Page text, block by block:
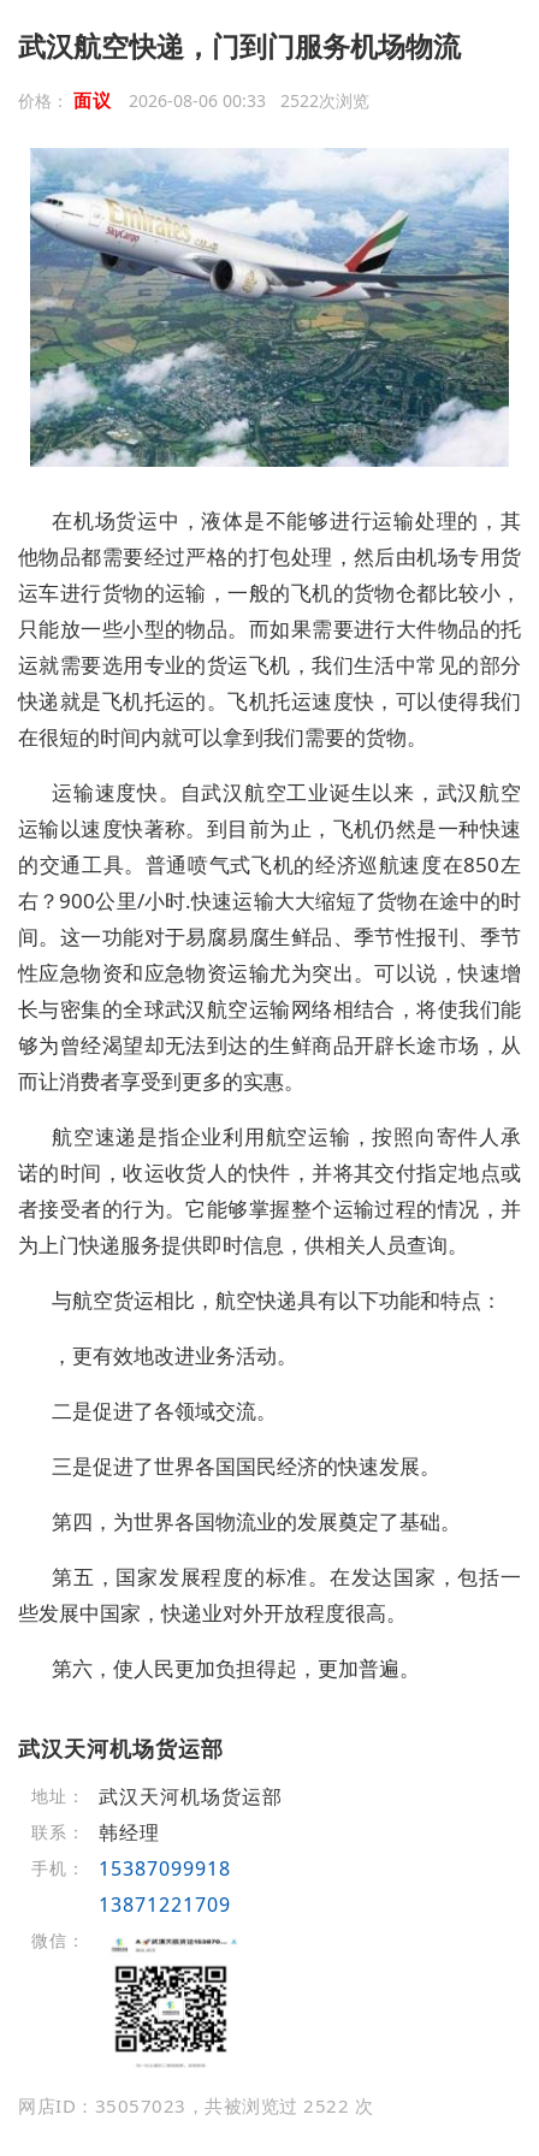
武汉航空快递，门到门服务机场物流
价格： 面议 2026-08-06 00:33 2522次浏览
在机场货运中，液体是不能够进行运输处理的，其
他物品都需要经过严格的打包处理，然后由机场专用货
运车进行货物的运输，一般的飞机的货物仓都比较小，
只能放一些小型的物品。而如果需要进行大件物品的托
运就需要选用专业的货运飞机，我们生活中常见的部分
快递就是飞机托运的。飞机托运速度快，可以使得我们
在很短的时间内就可以拿到我们需要的货物。
运输速度快。自武汉航空工业诞生以来，武汉航空
运输以速度快著称。到目前为止，飞机仍然是一种快速
的交通工具。普通喷气式飞机的经济巡航速度在850左
右？900公里/小时.快速运输大大缩短了货物在途中的时
间。这一功能对于易腐易腐生鲜品、季节性报刊、季节
性应急物资和应急物资运输尤为突出。可以说，快速增
长与密集的全球武汉航空运输网络相结合，将使我们能
够为曾经渴望却无法到达的生鲜商品开辟长途市场，从
而让消费者享受到更多的实惠。
航空速递是指企业利用航空运输，按照向寄件人承
诺的时间，收运收货人的快件，并将其交付指定地点或
者接受者的行为。它能够掌握整个运输过程的情况，并
为上门快递服务提供即时信息，供相关人员查询。
与航空货运相比，航空快递具有以下功能和特点：
，更有效地改进业务活动。
二是促进了各领域交流。
三是促进了世界各国国民经济的快速发展。
第四，为世界各国物流业的发展奠定了基础。
第五，国家发展程度的标准。在发达国家，包括一
些发展中国家，快递业对外开放程度很高。
第六，使人民更加负担得起，更加普遍。
武汉天河机场货运部
地址： 武汉天河机场货运部
联系： 韩经理
手机：
15387099918
13871221709
微信：
网店ID：35057023，共被浏览过 2522 次